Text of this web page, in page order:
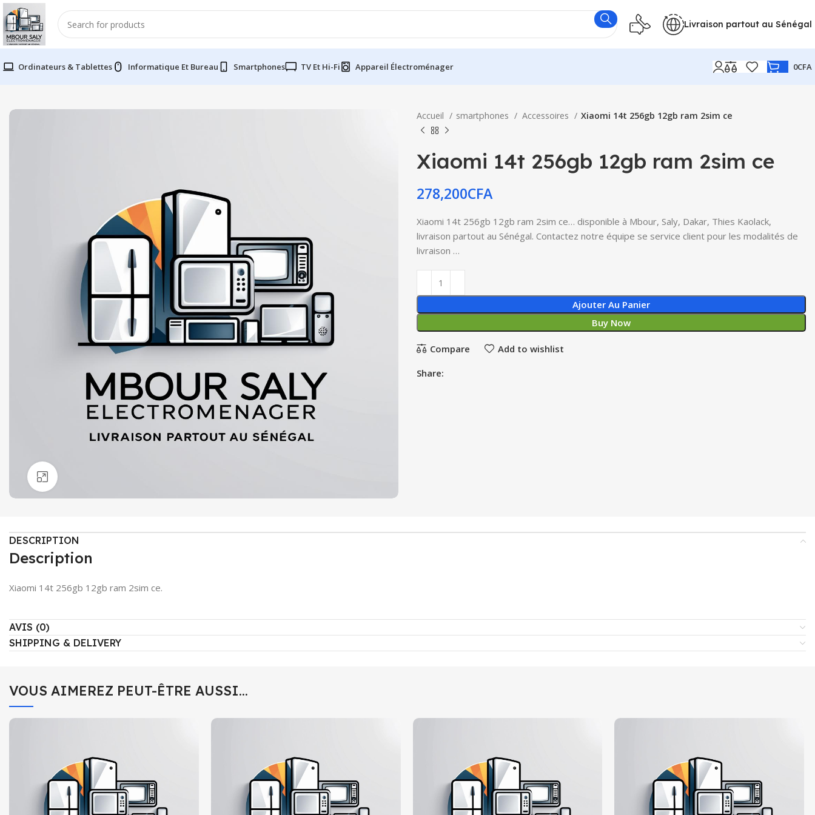
Livraison partout au Sénégal
Ordinateurs & Tablettes Informatique Et Bureau Smartphones TV Et Hi-Fi Appareil Électroménager 0CFA
Accueil smartphones Accessoires Xiaomi 14t 256gb 12gb ram 2sim ce
Xiaomi 14t 256gb 12gb ram 2sim ce
278,200CFA
Xiaomi 14t 256gb 12gb ram 2sim ce… disponible à Mbour, Saly, Dakar, Thies Kaolack,
livraison partout au Sénégal. Contactez notre équipe se service client pour les modalités de
livraison …
Ajouter Au Panier
Buy Now
Compare Add to wishlist
Share:
DESCRIPTION
Description
Xiaomi 14t 256gb 12gb ram 2sim ce.
AVIS (0)
SHIPPING & DELIVERY
VOUS AIMEREZ PEUT-ÊTRE AUSSI…